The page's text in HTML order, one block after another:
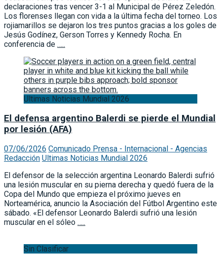
Jeaustin Campos técnico del Club Sport Herediano dio
declaraciones tras vencer 3-1 al Municipal de Pérez Zeledón.
Los florenses llegan con vida a la última fecha del torneo. Los
rojiamarillos se dejaron los tres puntos gracias a los goles de
Jesús Godínez, Gerson Torres y Kennedy Rocha. En
El defensa argentino Balerdi se pierde el Mundial
por lesión (AFA)
07/06/2026 Comunicado Prensa - Internacional - Agencias
El defensor de la selección argentina Leonardo Balerdi sufrió
una lesión muscular en su pierna derecha y quedó fuera de la
Copa del Mundo que empieza el próximo jueves en
Norteamérica, anuncio la Asociación del Fútbol Argentino este
sábado. «El defensor Leonardo Balerdi sufrió una lesión